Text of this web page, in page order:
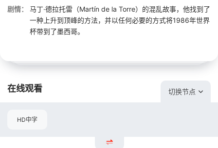
剧情：
马丁·德拉托雷（Martín de la Torre）的混乱故事，他找到了
一种上升到顶峰的方法，并以任何必要的方式将1986年世界
杯带到了墨西哥。
在线观看 切换节点
HD中字